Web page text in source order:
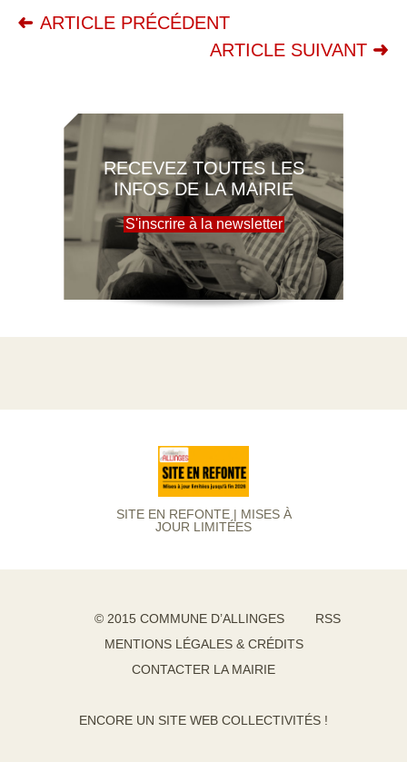
ARTICLE PRÉCÉDENT
ARTICLE SUIVANT
RECEVEZ TOUTES LES
INFOS DE LA MAIRIE
S'inscrire à la newsletter
SITE EN REFONTE | MISES À
JOUR LIMITÉES
© 2015 COMMUNE D’ALLINGES
RSS
MENTIONS LÉGALES & CRÉDITS
CONTACTER LA MAIRIE
ENCORE UN SITE WEB COLLECTIVITÉS !